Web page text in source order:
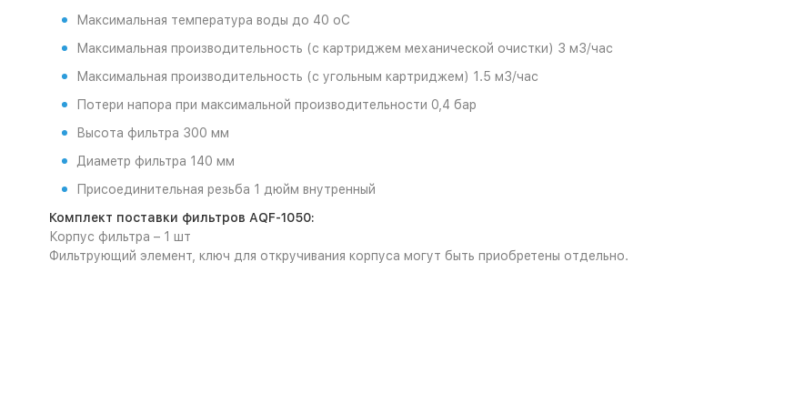
Максимальная температура воды до 40 oС
Максимальная производительность (с картриджем механической очистки) 3 м3/час
Максимальная производительность (с угольным картриджем) 1.5 м3/час
Потери напора при максимальной производительности 0,4 бар
Высота фильтра 300 мм
Диаметр фильтра 140 мм
Присоединительная резьба 1 дюйм внутренный
Комплект поставки фильтров AQF-1050:
Корпус фильтра – 1 шт
Фильтрующий элемент, ключ для откручивания корпуса могут быть приобретены отдельно.